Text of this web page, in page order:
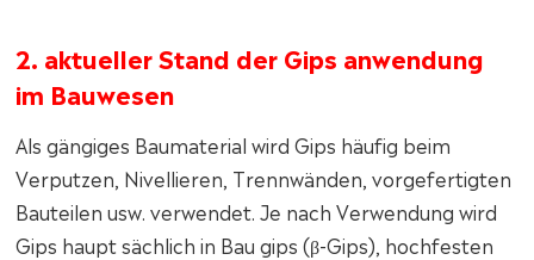
2. aktueller Stand der Gips anwendung
im Bauwesen
Als gängiges Baumaterial wird Gips häufig beim
Verputzen, Nivellieren, Trennwänden, vorgefertigten
Bauteilen usw. verwendet. Je nach Verwendung wird
Gips haupt sächlich in Bau gips (β-Gips), hochfesten